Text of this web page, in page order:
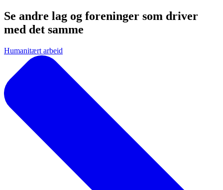
Se andre lag og foreninger som driver
med det samme
Humanitært arbeid